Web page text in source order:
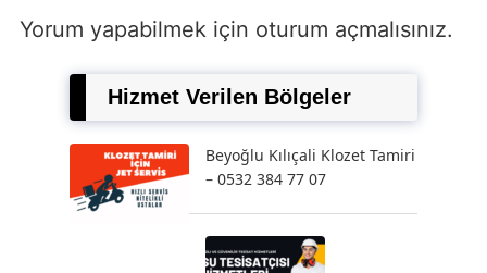
Yorum yapabilmek için oturum açmalısınız.
Hizmet Verilen Bölgeler
Beyoğlu Kılıçali Klozet Tamiri
– 0532 384 77 07